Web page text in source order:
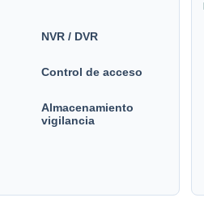
NVR / DVR
Control de acceso
Almacenamiento
vigilancia